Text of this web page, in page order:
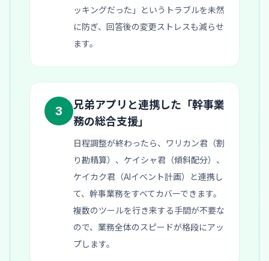
ッキングだった」というトラブルを未然
に防ぎ、回答後の変更ストレスも減らせ
ます。
3
兄弟アプリと連携した「幹事業
務の総合支援」
日程調整が終わったら、ワリカン君（割
り勘精算）、ケイシャ君（傾斜配分）、
ケイカク君（AIイベント計画）と連携し
て、幹事業務をすべてカバーできます。
複数のツールを行き来する手間が不要な
ので、業務全体のスピードが格段にアッ
プします。